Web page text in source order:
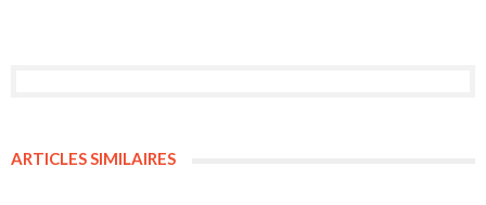
ARTICLES SIMILAIRES